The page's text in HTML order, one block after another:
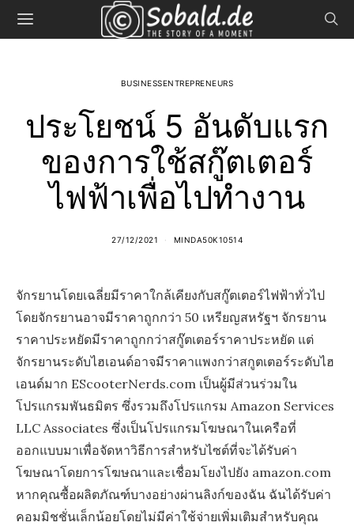
BUSINESSENTREPRENEURS
ประโยชน์ 5 อันดับแรก
ของการใช้สกู๊ตเตอร์
ไฟฟ้าเพื่อไปทำงาน
27/12/2021 MINDA50K10514
จักรยานโดยเฉลี่ยมีราคาใกล้เคียงกับสกู๊ตเตอร์ไฟฟ้าทั่วไป
โดยจักรยานอาจมีราคาถูกกว่า 50 เหรียญสหรัฐฯ จักรยาน
ราคาประหยัดมีราคาถูกกว่าสกู๊ตเตอร์ราคาประหยัด แต่
จักรยานระดับไฮเอนด์อาจมีราคาแพงกว่าสกูตเตอร์ระดับไฮ
เอนด์มาก EScooterNerds.com เป็นผู้มีส่วนร่วมใน
โปรแกรมพันธมิตร ซึ่งรวมถึงโปรแกรม Amazon Services
LLC Associates ซึ่งเป็นโปรแกรมโฆษณาในเครือที่
ออกแบบมาเพื่อจัดหาวิธีการสำหรับไซต์ที่จะได้รับค่า
โฆษณาโดยการโฆษณาและเชื่อมโยงไปยัง amazon.com
หากคุณซื้อผลิตภัณฑ์บางอย่างผ่านลิงก์ของฉัน ฉันได้รับค่า
คอมมิชชั่นเล็กน้อยโดยไม่มีค่าใช้จ่ายเพิ่มเติมสำหรับคุณ